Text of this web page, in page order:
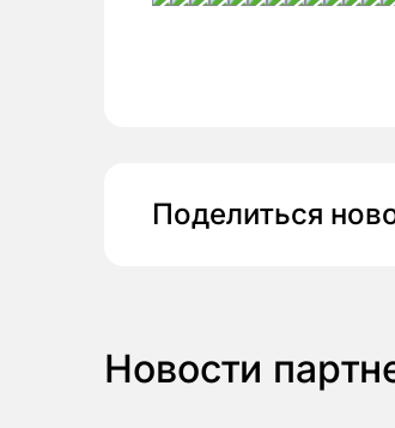
Поделиться
Новости